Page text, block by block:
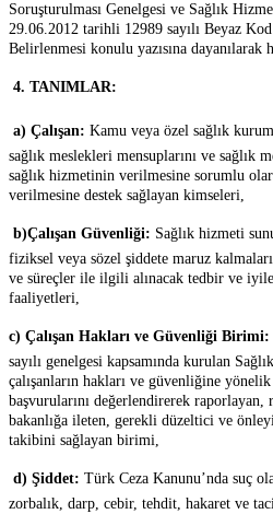
Soruşturulması Genelgesi ve Sağlık
29.06.2012 tarihli 12989 sayılı Beyaz
Belirlenmesi konulu yazısına dayanılarak
4. TANIMLAR:
a) Çalışan: Kamu veya özel sağlık
sağlık meslekleri mensuplarını ve sağlık
sağlık hizmetinin verilmesine sorumlu
verilmesine destek sağlayan kimseleri,
b)Çalışan Güvenliği: Sağlık hizmeti
fiziksel veya sözel şiddete maruz
ve süreçler ile ilgili alınacak tedbir ve
faaliyetleri,
c) Çalışan Hakları ve Güvenliği Birimi:
sayılı genelgesi kapsamında kurulan
çalışanların hakları ve güvenliğine
başvurularını değerlendirerek
bakanlığa ileten, gerekli düzeltici ve
takibini sağlayan birimi,
d) Şiddet: Türk Ceza Kanunu’nda suç
zorbalık, darp, cebir, tehdit, hakaret ve